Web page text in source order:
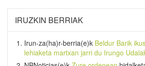
IRUZKIN BERRIAK
Irun-za(ha)r-berria(e)k Beldur Barik
lehiaketa martxan jarri du Irungo